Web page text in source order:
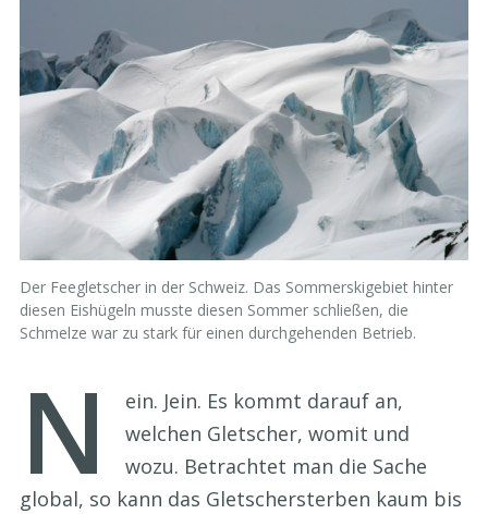
Der Feegletscher in der Schweiz. Das Sommerskigebiet hinter
diesen Eishügeln musste diesen Sommer schließen, die
Schmelze war zu stark für einen durchgehenden Betrieb.
N
ein. Jein. Es kommt darauf an,
welchen Gletscher, womit und
wozu. Betrachtet man die Sache
global, so kann das Gletschersterben kaum bis